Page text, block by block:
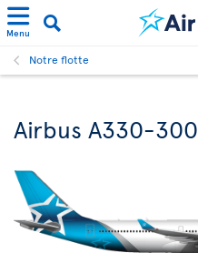
Menu
Notre flotte
Airbus A330-300